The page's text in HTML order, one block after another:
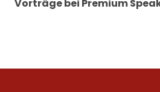
Vorträge bei Premium